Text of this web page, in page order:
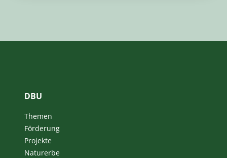
DBU
Themen
Förderung
Projekte
Naturerbe